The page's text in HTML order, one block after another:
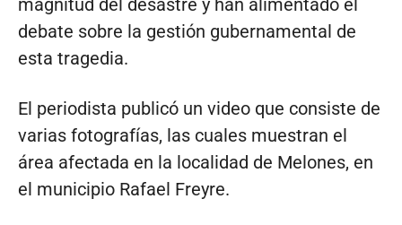
magnitud del desastre y han alimentado el
debate sobre la gestión gubernamental de
esta tragedia.
El periodista publicó un video que consiste de
varias fotografías, las cuales muestran el
área afectada en la localidad de Melones, en
el municipio Rafael Freyre.